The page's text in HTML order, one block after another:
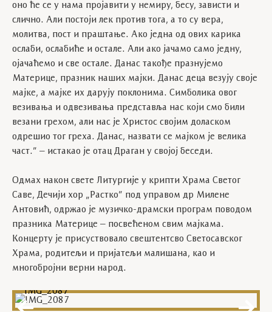
оно ће се у нама пројавити у немиру, бесу, зависти и
слично. Али постоји лек против тога, а то су вера,
молитва, пост и праштање. Ако једна од ових карика
ослаби, ослабиће и остале. Али ако јачамо само једну,
ојачаћемо и све остале. Данас такође празнујемо
Материце, празник наших мајки. Данас деца везују своје
мајке, а мајке их дарују поклонима. Симболика овог
везивања и одвезивања представља нас који смо били
везани грехом, али нас је Христос својим доласком
одрешио тог греха. Данас, назвати се мајком је велика
част.” – истакао је отац Драган у својој беседи.
Одмах након свете Литургије у крипти Храма Светог
Саве, Дечији хор „Растко” под управом др Милене
Антовић, одржао је музичко-драмски програм поводом
празника Материце – посвећеном свим мајкама.
Концерту је присуствовало свештентсво Светосавског
Храма, родитељи и пријатељи малишана, као и
многобројни верни народ.
IMG_2087